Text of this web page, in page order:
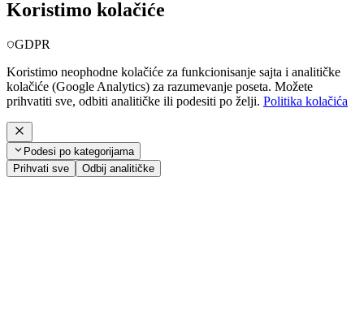
Koristimo kolačiće
GDPR
Koristimo neophodne kolačiće za funkcionisanje sajta i analitičke
kolačiće (Google Analytics) za razumevanje poseta. Možete
prihvatiti sve, odbiti analitičke ili podesiti po želji. Politika kolačića
Podesi po kategorijama
Prihvati sve
Odbij analitičke